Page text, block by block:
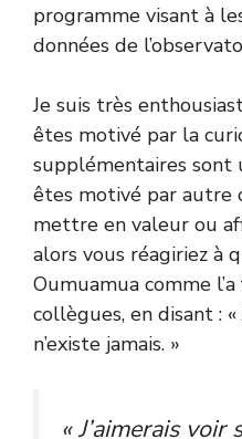
programme visant à
données de
Je suis très
êtes motivé par la
supplémentaires sont
êtes motivé par autre
mettre en valeur ou
alors vous réagiriez à
Oumuamua comme
collègues, en disant :
n’existe jamais. »
« J’aimerais